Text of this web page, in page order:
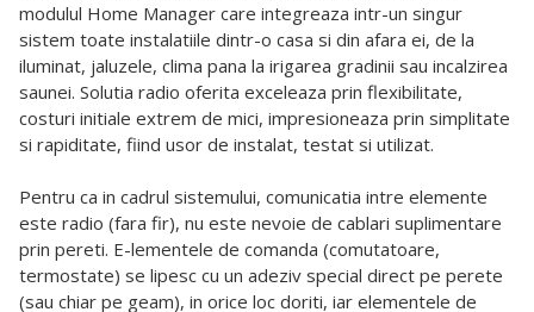
modulul Home Manager care integreaza intr-un singur
sistem toate instalatiile dintr-o casa si din afara ei, de la
iluminat, jaluzele, clima pana la irigarea gradinii sau incalzirea
saunei. Solutia radio oferita exceleaza prin flexibilitate,
costuri initiale extrem de mici, impresioneaza prin simplitate
si rapiditate, fiind usor de instalat, testat si utilizat.
Pentru ca in cadrul sistemului, comunicatia intre elemente
este radio (fara fir), nu este nevoie de cablari suplimentare
prin pereti. E-lementele de comanda (comutatoare,
termostate) se lipesc cu un adeziv special direct pe perete
(sau chiar pe geam), in orice loc doriti, iar elementele de